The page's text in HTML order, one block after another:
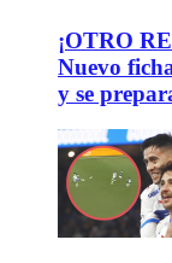
¡OTRO
Nuevo
y se